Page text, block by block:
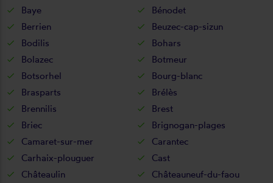
Baye
Bénodet
Berrien
Beuzec-cap-sizun
Bodilis
Bohars
Bolazec
Botmeur
Botsorhel
Bourg-blanc
Brasparts
Brélès
Brennilis
Brest
Briec
Brignogan-plages
Camaret-sur-mer
Carantec
Carhaix-plouguer
Cast
Châteaulin
Châteauneuf-du-faou